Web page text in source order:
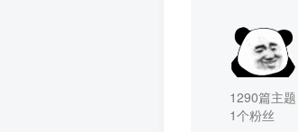
1290篇主题
1个粉丝